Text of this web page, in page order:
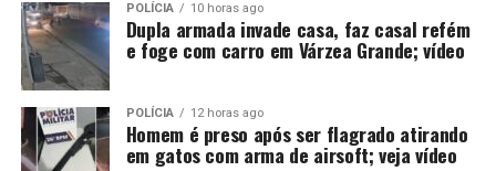
POLÍCIA 10 horas ago
Dupla armada invade casa, faz casal refém
e foge com carro em Várzea Grande; vídeo
POLÍCIA 12 horas ago
Homem é preso após ser flagrado atirando
em gatos com arma de airsoft; veja vídeo